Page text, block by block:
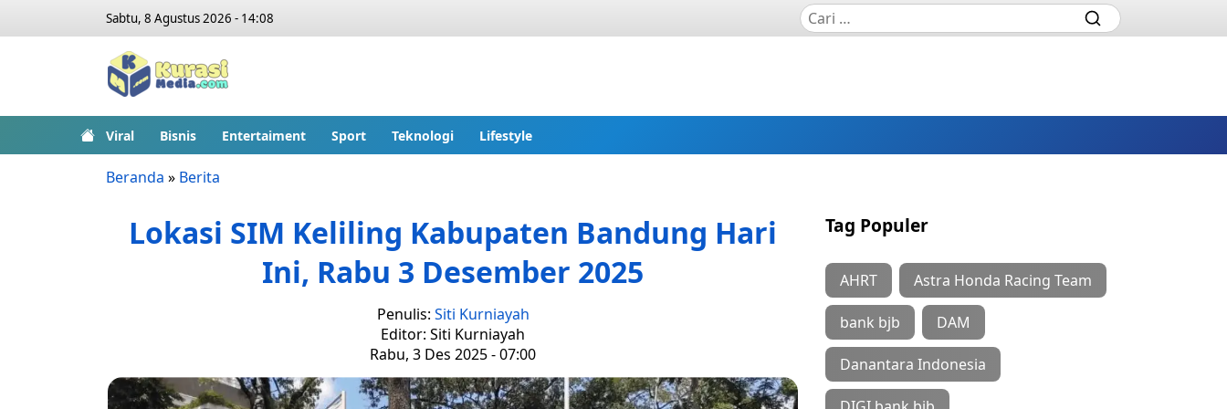
Sabtu, 8 Agustus 2026 - 14:08
Viral Bisnis Entertaiment Sport Teknologi Lifestyle
Beranda » Berita
Lokasi SIM Keliling Kabupaten Bandung Hari
Ini, Rabu 3 Desember 2025
Penulis: Siti Kurniayah
Editor: Siti Kurniayah
Rabu, 3 Des 2025 - 07:00
Tag Populer
AHRT Astra Honda Racing Team
bank bjb DAM
Danantara Indonesia